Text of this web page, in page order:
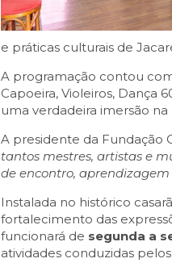
e práticas culturais de
A programação contou
Capoeira, Violeiros, Dança
uma verdadeira imersão
A presidente da Fundação
tantos mestres, artistas e
de encontro, aprendizagem
Instalada no histórico
fortalecimento das
funcionará de segunda a
atividades conduzidas